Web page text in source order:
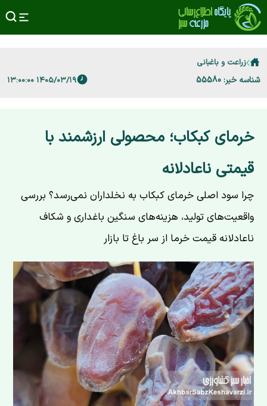
زراعت و باغبانی
شناسه خبر: 55580 ۱۴۰۵/۰۳/۱۹ ۱۳:۰۰:۰۰
خرمای کبکاب؛ محصولی ارزشمند با
قیمتی ناعادلانه
چرا سود اصلی خرمای کبکاب به نخلداران نمی‌رسد؟ بررسی
واقعیت‌های تولید، هزینه‌های سنگین باغداری و شکاف
ناعادلانه قیمت خرما از سر باغ تا بازار